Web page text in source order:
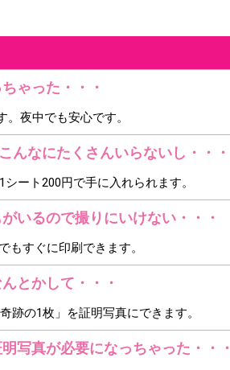
ゃった・・・
夜中でも安心です。
んなにたくさんいらないし・・・
ート200円で手に入れられます。
いるので撮りにいけない・・・
もすぐに印刷できます。
とかして・・・
跡の1枚」を証明写真にできます。
写真が必要になっちゃった・・・